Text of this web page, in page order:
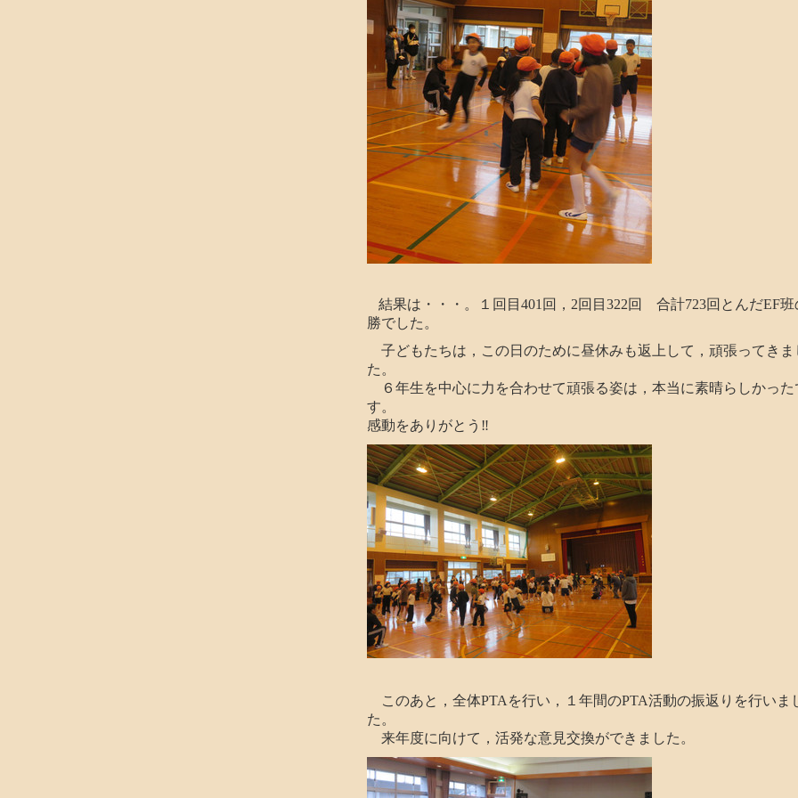
結果は・・・。１回目401回，2回目322回 合計723回とんだEF班
勝でした。
子どもたちは，この日のために昼休みも返上して，頑張ってきま
た。
６年生を中心に力を合わせて頑張る姿は，本当に素晴らしかった
す。
感動をありがとう‼
このあと，全体PTAを行い，１年間のPTA活動の振返りを行いま
た。
来年度に向けて，活発な意見交換ができました。